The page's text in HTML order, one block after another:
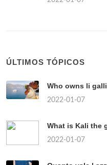
ÚLTIMOS TÓPICOS
Who owns li
2022-01-07
What is Kali the
2022-01-07